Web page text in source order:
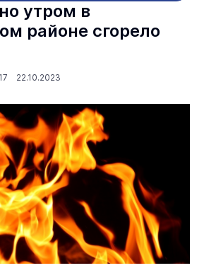
утром в
районе сгорело
22.10.2023